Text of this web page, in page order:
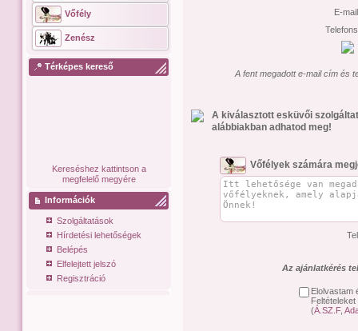
Vőfély
Zenész
Térképes kereső
Kereséshez kattintson a
megfelelő megyére
Információk
Szolgáltatások
Hírdetési lehetőségek
Belépés
Elfelejtett jelszó
Regisztráció
E-
A fent megadott e-mail cím és
A kiválasztott esküvői
alábbiakban adhatod meg!
Vőfélyek számára
Az ajánlatkérés
Elolvastam
(Á.SZ.F,